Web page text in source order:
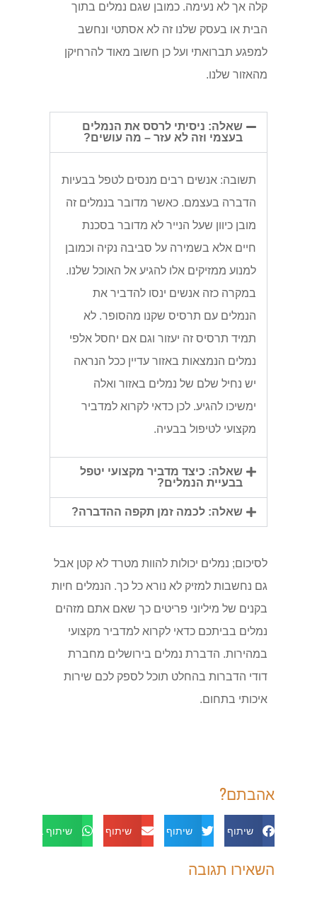
קלה אך לא נעימה. כמובן שגם נמלים בתוך
הבית או בעסק שלנו זה לא אסתטי ונחשב
למפגע תברואתי ועל כן חשוב מאוד להרחיקן
מהאזור שלנו.
שאלה: ניסיתי לרסס את הנמלים
בעצמי וזה לא עזר – מה עושים?
תשובה: אנשים רבים מנסים לטפל בבעיות
הדברה בעצמם. כאשר מדובר בנמלים זה
מובן כיוון שעל הנייר לא מדובר בסכנת
חיים אלא בשמירה על סביבה נקיה וכמובן
למנוע ממזיקים אלו להגיע אל האוכל שלנו.
במקרה כזה אנשים ינסו להדביר את
הנמלים עם תרסיס שקנו מהסופר. לא
תמיד תרסיס זה יעזור וגם אם יחסל אלפי
נמלים הנמצאות באזור עדיין ככל הנראה
יש נחיל שלם של נמלים באזור ואלה
ימשיכו להגיע. לכן כדאי לקרוא למדביר
מקצועי לטיפול בבעיה.
שאלה: כיצד מדביר מקצועי יטפל
בבעיית הנמלים?
שאלה: לכמה זמן תקפה ההדברה?
לסיכום; נמלים יכולות להוות מטרד לא קטן אבל
גם נחשבות למזיק לא נורא כל כך. הנמלים חיות
בקנים של מיליוני פריטים כך שאם אתם מזהים
נמלים בביתכם כדאי לקרוא למדביר מקצועי
במהירות. הדברת נמלים בירושלים מחברת
דודי הדברות בהחלט תוכל לספק לכם שירות
איכותי בתחום.
אהבתם?
שיתוף בפייסבוקשיתוף בטוויטרשיתוף באימיילשיתוף בוואטסאפ
השאירו תגובה